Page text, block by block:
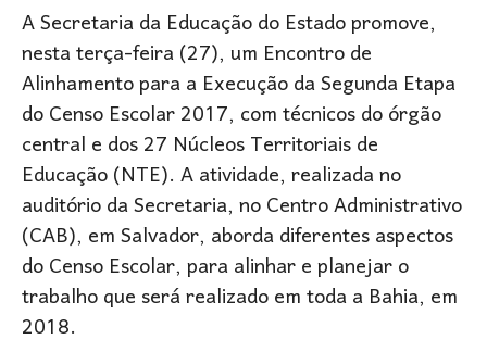
A Secretaria da Educação do Estado promove,
nesta terça-feira (27), um Encontro de
Alinhamento para a Execução da Segunda Etapa
do Censo Escolar 2017, com técnicos do órgão
central e dos 27 Núcleos Territoriais de
Educação (NTE). A atividade, realizada no
auditório da Secretaria, no Centro Administrativo
(CAB), em Salvador, aborda diferentes aspectos
do Censo Escolar, para alinhar e planejar o
trabalho que será realizado em toda a Bahia, em
2018.